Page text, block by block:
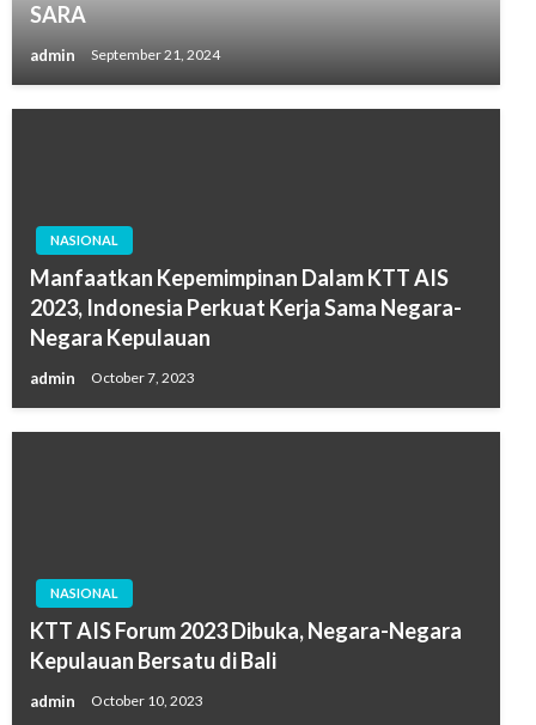
SARA
admin September 21, 2024
NASIONAL
Manfaatkan Kepemimpinan Dalam KTT AIS
2023, Indonesia Perkuat Kerja Sama Negara-
Negara Kepulauan
admin October 7, 2023
NASIONAL
KTT AIS Forum 2023 Dibuka, Negara-Negara
Kepulauan Bersatu di Bali
admin October 10, 2023